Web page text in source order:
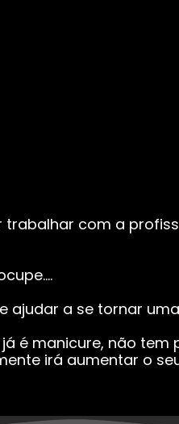
trabalhar com a
ajudar a se tornar
é manicure, não
irá aumentar o